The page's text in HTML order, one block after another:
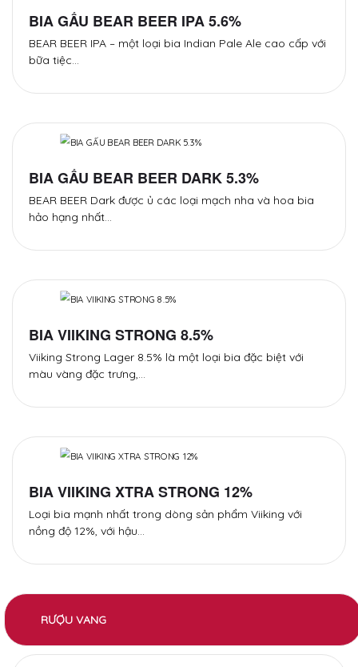
BIA GẤU BEAR BEER IPA 5.6%
BEAR BEER IPA – một loại bia Indian Pale Ale cao cấp với
bữa tiệc…
BIA GẤU BEAR BEER DARK 5.3%
BEAR BEER Dark được ủ các loại mạch nha và hoa bia
hảo hạng nhất…
BIA VIIKING STRONG 8.5%
Viiking Strong Lager 8.5% là một loại bia đặc biệt với
màu vàng đặc trưng,…
BIA VIIKING XTRA STRONG 12%
Loại bia mạnh nhất trong dòng sản phẩm Viiking với
nồng độ 12%, với hậu…
RƯỢU VANG